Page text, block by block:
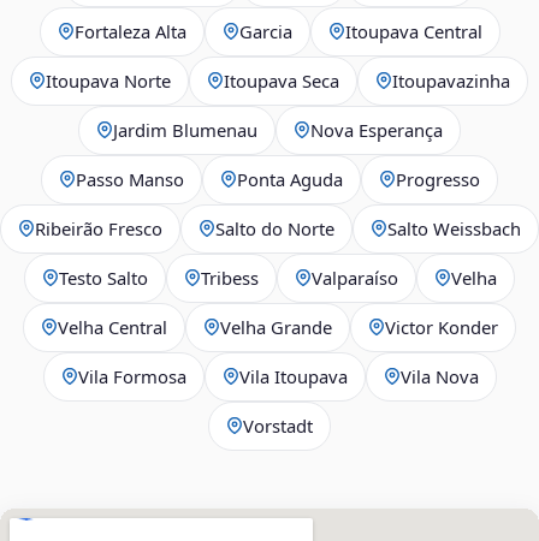
Fortaleza Alta Garcia Itoupava Central
Itoupava Norte Itoupava Seca Itoupavazinha
Jardim Blumenau Nova Esperança
Passo Manso Ponta Aguda Progresso
Ribeirão Fresco Salto do Norte Salto Weissbach
Testo Salto Tribess Valparaíso Velha
Velha Central Velha Grande Victor Konder
Vila Formosa Vila Itoupava Vila Nova
Vorstadt